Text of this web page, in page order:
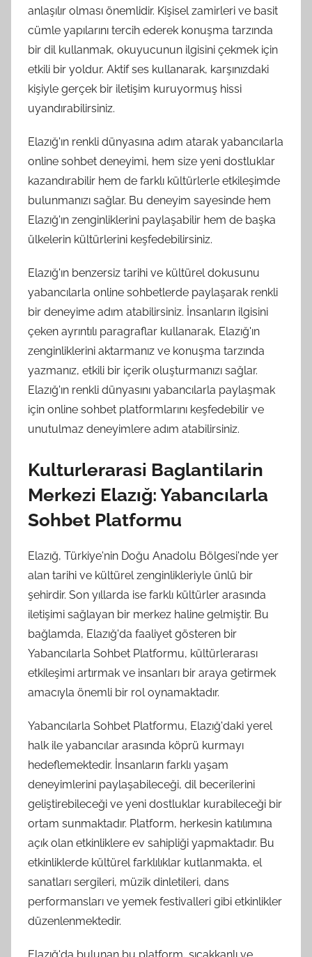
anlaşılır olması önemlidir. Kişisel zamirleri ve basit
cümle yapılarını tercih ederek konuşma tarzında
bir dil kullanmak, okuyucunun ilgisini çekmek için
etkili bir yoldur. Aktif ses kullanarak, karşınızdaki
kişiyle gerçek bir iletişim kuruyormuş hissi
uyandırabilirsiniz.
Elazığ'ın renkli dünyasına adım atarak yabancılarla
online sohbet deneyimi, hem size yeni dostluklar
kazandırabilir hem de farklı kültürlerle etkileşimde
bulunmanızı sağlar. Bu deneyim sayesinde hem
Elazığ'ın zenginliklerini paylaşabilir hem de başka
ülkelerin kültürlerini keşfedebilirsiniz.
Elazığ'ın benzersiz tarihi ve kültürel dokusunu
yabancılarla online sohbetlerde paylaşarak renkli
bir deneyime adım atabilirsiniz. İnsanların ilgisini
çeken ayrıntılı paragraflar kullanarak, Elazığ'ın
zenginliklerini aktarmanız ve konuşma tarzında
yazmanız, etkili bir içerik oluşturmanızı sağlar.
Elazığ'ın renkli dünyasını yabancılarla paylaşmak
için online sohbet platformlarını keşfedebilir ve
unutulmaz deneyimlere adım atabilirsiniz.
Kulturlerarasi Baglantilarin
Merkezi Elazığ: Yabancılarla
Sohbet Platformu
Elazığ, Türkiye'nin Doğu Anadolu Bölgesi'nde yer
alan tarihi ve kültürel zenginlikleriyle ünlü bir
şehirdir. Son yıllarda ise farklı kültürler arasında
iletişimi sağlayan bir merkez haline gelmiştir. Bu
bağlamda, Elazığ'da faaliyet gösteren bir
Yabancılarla Sohbet Platformu, kültürlerarası
etkileşimi artırmak ve insanları bir araya getirmek
amacıyla önemli bir rol oynamaktadır.
Yabancılarla Sohbet Platformu, Elazığ'daki yerel
halk ile yabancılar arasında köprü kurmayı
hedeflemektedir. İnsanların farklı yaşam
deneyimlerini paylaşabileceği, dil becerilerini
geliştirebileceği ve yeni dostluklar kurabileceği bir
ortam sunmaktadır. Platform, herkesin katılımına
açık olan etkinliklere ev sahipliği yapmaktadır. Bu
etkinliklerde kültürel farklılıklar kutlanmakta, el
sanatları sergileri, müzik dinletileri, dans
performansları ve yemek festivalleri gibi etkinlikler
düzenlenmektedir.
Elazığ'da bulunan bu platform, sıcakkanlı ve